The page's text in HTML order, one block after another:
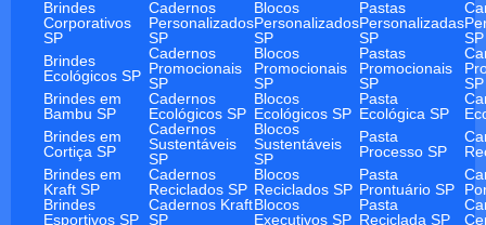
Brindes
Corporativos
SP
Cadernos
Personalizados
SP
Blocos
Personalizados
SP
Pastas
Personalizadas
SP
SP
Brindes
Ecológicos SP
Cadernos
Promocionais
SP
Blocos
Promocionais
SP
Pastas
Promocionais
SP
SP
Brindes em
Bambu SP
Cadernos
Ecológicos SP
Blocos
Ecológicos SP
Pasta
Ecológica SP
Brindes em
Cortiça SP
Cadernos
Sustentáveis
SP
Blocos
Sustentáveis
SP
Pasta
Processo SP
Brindes em
Kraft SP
Cadernos
Reciclados SP
Blocos
Reciclados SP
Pasta
Prontuário SP
Brindes
Esportivos SP
Cadernos Kraft
SP
Blocos
Executivos SP
Pasta
Reciclada SP